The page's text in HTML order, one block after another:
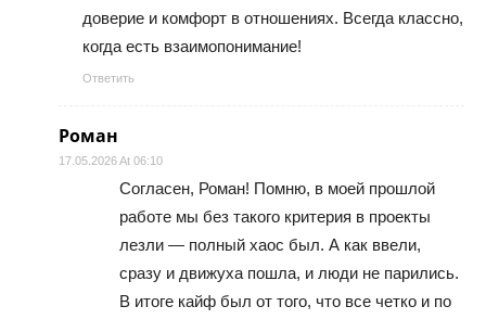
доверие и комфорт в отношениях. Всегда классно,
когда есть взаимопонимание!
Ответить
Роман
17.05.2026 At 06:10
Согласен, Роман! Помню, в моей прошлой
работе мы без такого критерия в проекты
лезли — полный хаос был. А как ввели,
сразу и движуха пошла, и люди не парились.
В итоге кайф был от того, что все четко и по